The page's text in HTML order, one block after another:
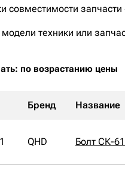
совместимости запчасти
техники или
по возрастанию цены
Бренд Название
QHD Болт СК-